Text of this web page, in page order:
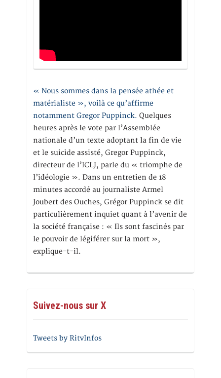
« Nous sommes dans la pensée athée et
matérialiste », voilà ce qu’affirme
notamment Gregor Puppinck. Quelques
heures après le vote par l’Assemblée
nationale d’un texte adoptant la fin de vie
et le suicide assisté, Gregor Puppinck,
directeur de l’ICLJ, parle du « triomphe de
l’idéologie ». Dans un entretien de 18
minutes accordé au journaliste Armel
Joubert des Ouches, Grégor Puppinck se dit
particulièrement inquiet quant à l’avenir de
la société française : « Ils sont fascinés par
le pouvoir de légiférer sur la mort »,
explique-t-il.
Suivez-nous sur X
Tweets by RitvInfos